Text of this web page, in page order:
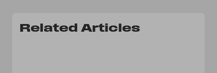
Related Articles